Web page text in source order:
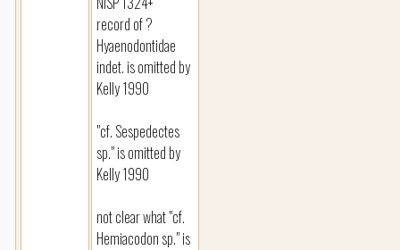
record of ?
Hyaenodontidae
indet. is omitted by
Kelly 1990
"cf. Sespedectes
sp." is omitted by
Kelly 1990
not clear what "cf.
Hemiacodon sp." is